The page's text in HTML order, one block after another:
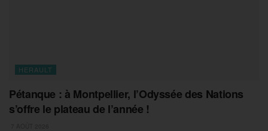
HERAULT
Pétanque : à Montpellier, l’Odyssée des Nations
s’offre le plateau de l’année !